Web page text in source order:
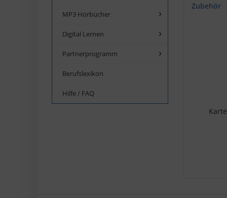
MP3 Hörbücher
Digital Lernen
Partnerprogramm
Berufslexikon
Hilfe / FAQ
Zubehör